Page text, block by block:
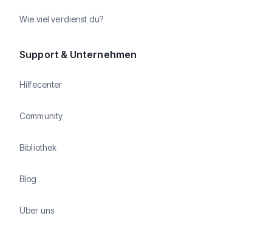
Wie viel verdienst du?
Support & Unternehmen
Hilfecenter
Community
Bibliothek
Blog
Über uns